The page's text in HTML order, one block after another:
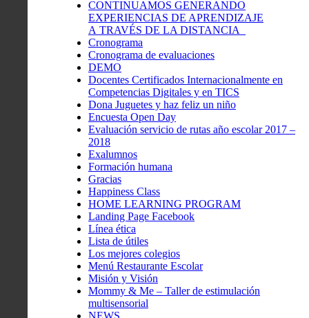
CONTINUAMOS GENERANDO
EXPERIENCIAS DE APRENDIZAJE
A TRAVÉS DE LA DISTANCIA
Cronograma
Cronograma de evaluaciones
DEMO
Docentes Certificados Internacionalmente en
Competencias Digitales y en TICS
Dona Juguetes y haz feliz un niño
Encuesta Open Day
Evaluación servicio de rutas año escolar 2017 –
2018
Exalumnos
Formación humana
Gracias
Happiness Class
HOME LEARNING PROGRAM
Landing Page Facebook
Línea ética
Lista de útiles
Los mejores colegios
Menú Restaurante Escolar
Misión y Visión
Mommy & Me – Taller de estimulación
multisensorial